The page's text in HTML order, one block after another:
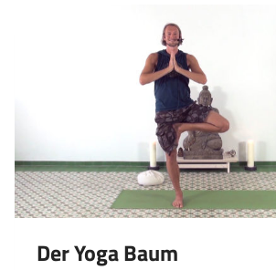
Der Yoga Baum